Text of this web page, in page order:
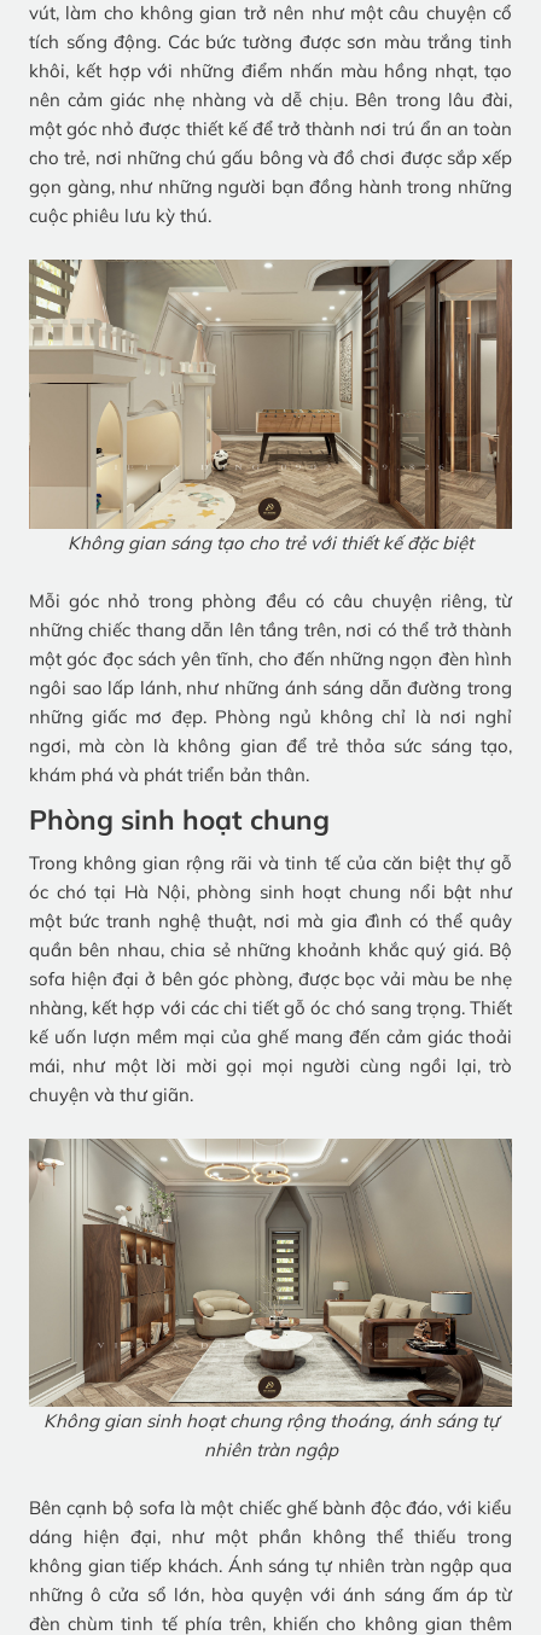
vút, làm cho không gian trở nên như một câu chuyện cổ
tích sống động. Các bức tường được sơn màu trắng tinh
khôi, kết hợp với những điểm nhấn màu hồng nhạt, tạo
nên cảm giác nhẹ nhàng và dễ chịu. Bên trong lâu đài,
một góc nhỏ được thiết kế để trở thành nơi trú ẩn an toàn
cho trẻ, nơi những chú gấu bông và đồ chơi được sắp xếp
gọn gàng, như những người bạn đồng hành trong những
cuộc phiêu lưu kỳ thú.
Không gian sáng tạo cho trẻ với thiết kế đặc biệt
Mỗi góc nhỏ trong phòng đều có câu chuyện riêng, từ
những chiếc thang dẫn lên tầng trên, nơi có thể trở thành
một góc đọc sách yên tĩnh, cho đến những ngọn đèn hình
ngôi sao lấp lánh, như những ánh sáng dẫn đường trong
những giấc mơ đẹp. Phòng ngủ không chỉ là nơi nghỉ
ngơi, mà còn là không gian để trẻ thỏa sức sáng tạo,
khám phá và phát triển bản thân.
Phòng sinh hoạt chung
Trong không gian rộng rãi và tinh tế của căn biệt thự gỗ
óc chó tại Hà Nội, phòng sinh hoạt chung nổi bật như
một bức tranh nghệ thuật, nơi mà gia đình có thể quây
quần bên nhau, chia sẻ những khoảnh khắc quý giá. Bộ
sofa hiện đại ở bên góc phòng, được bọc vải màu be nhẹ
nhàng, kết hợp với các chi tiết gỗ óc chó sang trọng. Thiết
kế uốn lượn mềm mại của ghế mang đến cảm giác thoải
mái, như một lời mời gọi mọi người cùng ngồi lại, trò
chuyện và thư giãn.
Không gian sinh hoạt chung rộng thoáng, ánh sáng tự
nhiên tràn ngập
Bên cạnh bộ sofa là một chiếc ghế bành độc đáo, với kiểu
dáng hiện đại, như một phần không thể thiếu trong
không gian tiếp khách. Ánh sáng tự nhiên tràn ngập qua
những ô cửa sổ lớn, hòa quyện với ánh sáng ấm áp từ
đèn chùm tinh tế phía trên, khiến cho không gian thêm